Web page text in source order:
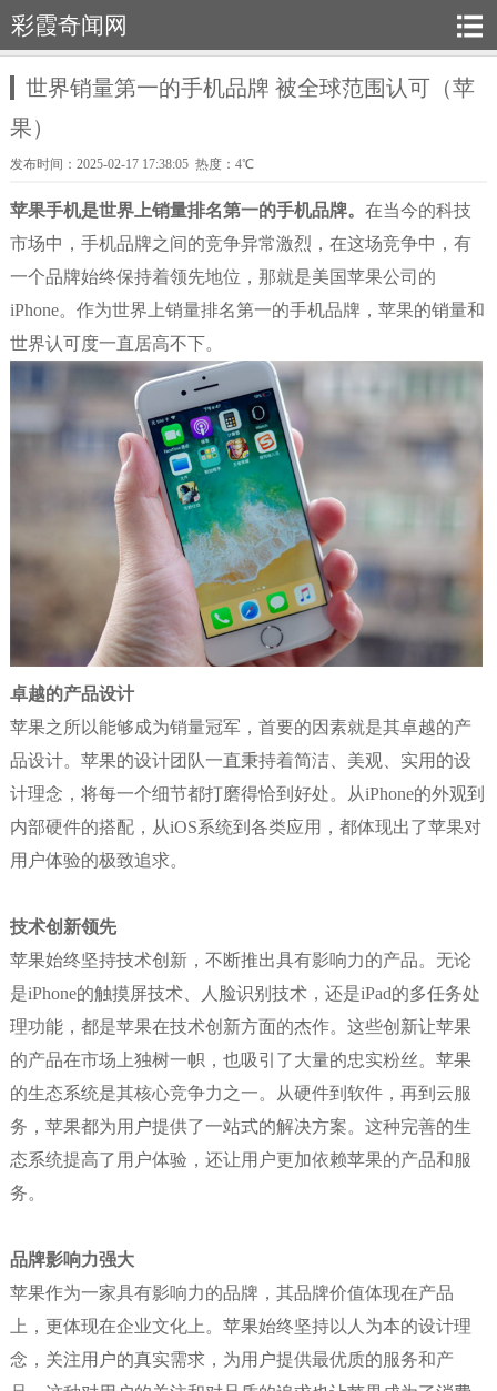
彩霞奇闻网
世界销量第一的手机品牌 被全球范围认可（苹
果）
发布时间：2025-02-17 17:38:05 热度：4℃
苹果手机是世界上销量排名第一的手机品牌。 在当今的科技
市场中，手机品牌之间的竞争异常激烈，在这场竞争中，有
一个品牌始终保持着领先地位，那就是美国苹果公司的
iPhone。作为世界上销量排名第一的手机品牌，苹果的销量和
世界认可度一直居高不下。
卓越的产品设计
苹果之所以能够成为销量冠军，首要的因素就是其卓越的产
品设计。苹果的设计团队一直秉持着简洁、美观、实用的设
计理念，将每一个细节都打磨得恰到好处。从iPhone的外观到
内部硬件的搭配，从iOS系统到各类应用，都体现出了苹果对
用户体验的极致追求。
技术创新领先
苹果始终坚持技术创新，不断推出具有影响力的产品。无论
是iPhone的触摸屏技术、人脸识别技术，还是iPad的多任务处
理功能，都是苹果在技术创新方面的杰作。这些创新让苹果
的产品在市场上独树一帜，也吸引了大量的忠实粉丝。苹果
的生态系统是其核心竞争力之一。从硬件到软件，再到云服
务，苹果都为用户提供了一站式的解决方案。这种完善的生
态系统提高了用户体验，还让用户更加依赖苹果的产品和服
务。
品牌影响力强大
苹果作为一家具有影响力的品牌，其品牌价值体现在产品
上，更体现在企业文化上。苹果始终坚持以人为本的设计理
念，关注用户的真实需求，为用户提供最优质的服务和产